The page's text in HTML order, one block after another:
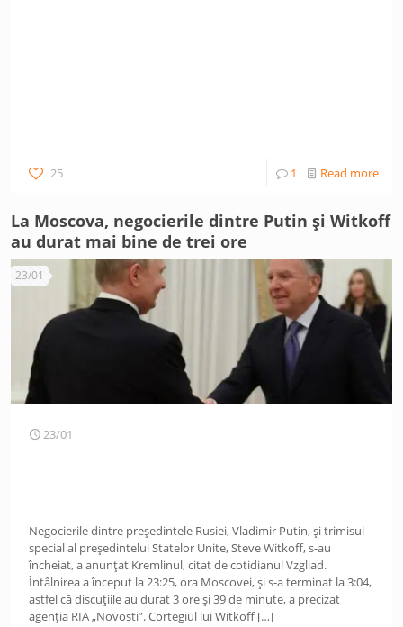
25 1 Read more
La Moscova, negocierile dintre Putin și Witkoff
au durat mai bine de trei ore
23/01
23/01
Negocierile dintre președintele Rusiei, Vladimir Putin, și trimisul
special al președintelui Statelor Unite, Steve Witkoff, s-au
încheiat, a anunțat Kremlinul, citat de cotidianul Vzgliad.
Întâlnirea a început la 23:25, ora Moscovei, și s-a terminat la 3:04,
astfel că discuțiile au durat 3 ore și 39 de minute, a precizat
agenția RIA „Novosti”. Cortegiul lui Witkoff[…]